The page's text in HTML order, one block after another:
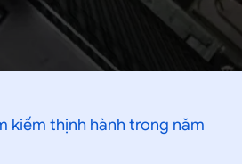
kiếm thịnh hành trong năm